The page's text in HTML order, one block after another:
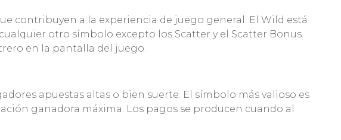
contribuyen a la experiencia de juego general. El Wild está
otro símbolo excepto los Scatter y el Scatter Bonus.
en la pantalla del juego.
apuestas altas o bien suerte. El símbolo más valioso es
ganadora máxima. Los pagos se producen cuando al